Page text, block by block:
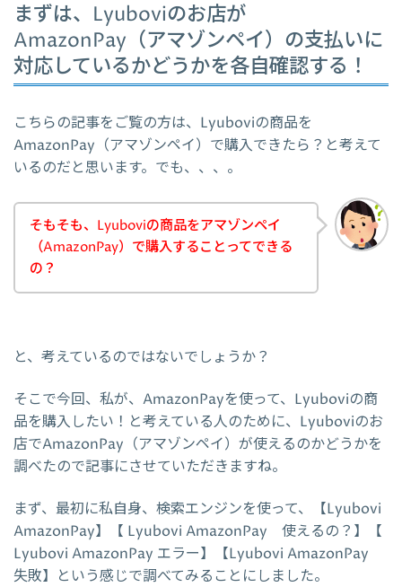
まずは、Lyuboviのお店が
AmazonPay（アマゾンペイ）の支払いに
対応しているかどうかを各自確認する！
こちらの記事をご覧の方は、Lyuboviの商品を
AmazonPay（アマゾンペイ）で購入できたら？と考えて
いるのだと思います。でも、、、。
そもそも、Lyuboviの商品をアマゾンペイ
（AmazonPay）で購入することってできる
の？
と、考えているのではないでしょうか？
そこで今回、私が、AmazonPayを使って、Lyuboviの商
品を購入したい！と考えている人のために、Lyuboviのお
店でAmazonPay（アマゾンペイ）が使えるのかどうかを
調べたので記事にさせていただきますね。
まず、最初に私自身、検索エンジンを使って、【Lyubovi
AmazonPay】【 Lyubovi AmazonPay 使えるの？】【
Lyubovi AmazonPay エラー】【Lyubovi AmazonPay
失敗】という感じで調べてみることにしました。